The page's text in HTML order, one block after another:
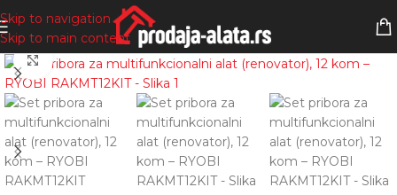
Skip to navigation
Skip to main content
Zumiranje